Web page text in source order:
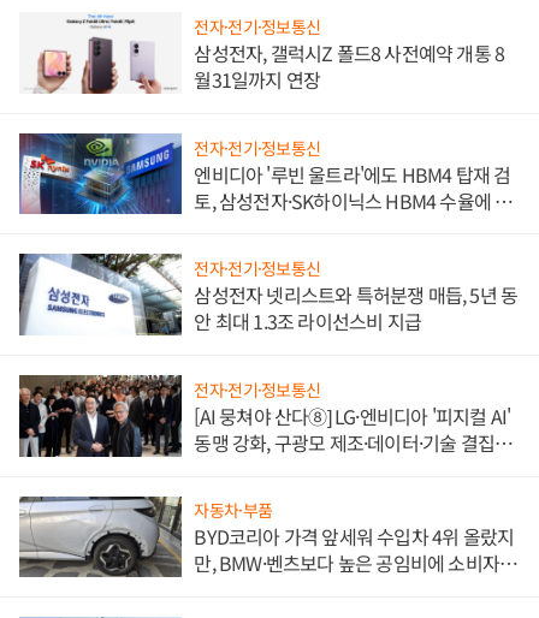
전자·전기·정보통신
삼성전자, 갤럭시Z 폴드8 사전예약 개통 8
월31일까지 연장
전자·전기·정보통신
엔비디아 '루빈 울트라'에도 HBM4 탑재 검
토, 삼성전자·SK하이닉스 HBM4 수율에 주
전자·전기·정보통신
삼성전자 넷리스트와 특허분쟁 매듭, 5년 동
안 최대 1.3조 라이선스비 지급
전자·전기·정보통신
[AI 뭉쳐야 산다⑧] LG·엔비디아 '피지컬 AI'
동맹 강화, 구광모 제조·데이터·기술 결집
자동차·부품
BYD코리아 가격 앞세워 수입차 4위 올랐지
만, BMW·벤츠보다 높은 공임비에 소비자